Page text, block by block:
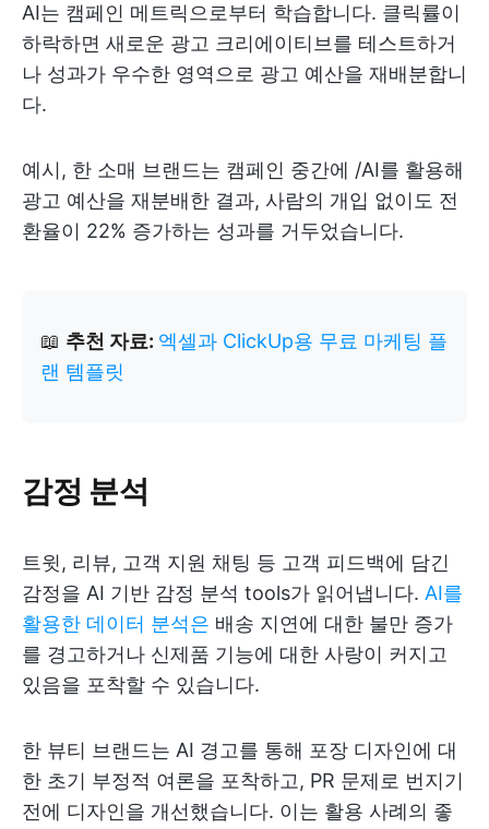
AI는 캠페인 메트릭으로부터 학습합니다. 클릭률이
하락하면 새로운 광고 크리에이티브를 테스트하거
나 성과가 우수한 영역으로 광고 예산을 재배분합니
다.
예시, 한 소매 브랜드는 캠페인 중간에 /AI를 활용해
광고 예산을 재분배한 결과, 사람의 개입 없이도 전
환율이 22% 증가하는 성과를 거두었습니다.
📖 추천 자료: 엑셀과 ClickUp용 무료 마케팅 플
랜 템플릿
감정 분석
트윗, 리뷰, 고객 지원 채팅 등 고객 피드백에 담긴
감정을 AI 기반 감정 분석 tools가 읽어냅니다. AI를
활용한 데이터 분석은 배송 지연에 대한 불만 증가
를 경고하거나 신제품 기능에 대한 사랑이 커지고
있음을 포착할 수 있습니다.
한 뷰티 브랜드는 AI 경고를 통해 포장 디자인에 대
한 초기 부정적 여론을 포착하고, PR 문제로 번지기
전에 디자인을 개선했습니다. 이는 활용 사례의 좋